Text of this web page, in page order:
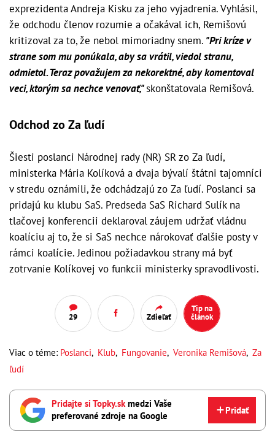
exprezidenta Andreja Kisku za jeho vyjadrenia. Vyhlásil,
že odchodu členov rozumie a očakával ich, Remišovú
kritizoval za to, že nebol mimoriadny snem. "Pri kríze v
strane som mu ponúkala, aby sa vrátil, viedol stranu,
odmietol. Teraz považujem za nekorektné, aby komentoval
veci, ktorým sa nechce venovať,"skonštatovala Remišová.
Odchod zo Za ľudí
Šiesti poslanci Národnej rady (NR) SR zo Za ľudí,
ministerka Mária Kolíková a dvaja bývalí štátni tajomníci
v stredu oznámili, že odchádzajú zo Za ľudí. Poslanci sa
pridajú ku klubu SaS. Predseda SaS Richard Sulík na
tlačovej konferencii deklaroval záujem udržať vládnu
koalíciu aj to, že si SaS nechce nárokovať ďalšie posty v
rámci koalície. Jedinou požiadavkou strany má byť
zotrvanie Kolíkovej vo funkcii ministerky spravodlivosti.
29 Zdieľať
Tip na
článok
Viac o téme: Poslanci, Klub, Fungovanie, Veronika Remišová, Za
ľudí
Pridajte si Topky.skmedzi Vaše
preferované zdroje na Google
Pridať